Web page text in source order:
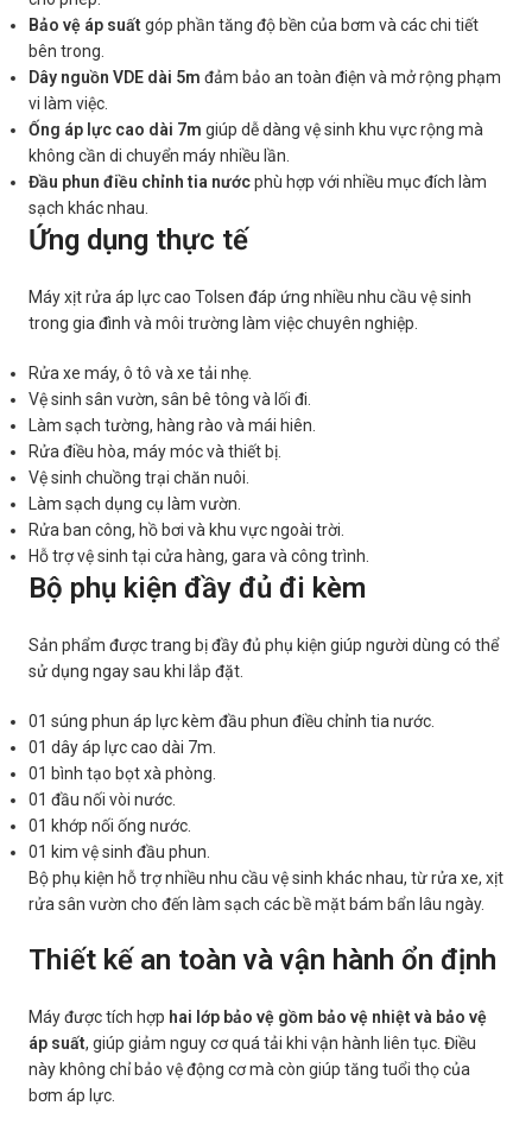
Bảo vệ áp suất góp phần tăng độ bền của bơm và các chi tiết
bên trong.
Dây nguồn VDE dài 5m đảm bảo an toàn điện và mở rộng phạm
vi làm việc.
Ống áp lực cao dài 7m giúp dễ dàng vệ sinh khu vực rộng mà
không cần di chuyển máy nhiều lần.
Đầu phun điều chỉnh tia nướcphù hợp với nhiều mục đích làm
sạch khác nhau.
Ứng dụng thực tế
Máy xịt rửa áp lực cao Tolsen đáp ứng nhiều nhu cầu vệ sinh
trong gia đình và môi trường làm việc chuyên nghiệp.
Rửa xe máy, ô tô và xe tải nhẹ.
Vệ sinh sân vườn, sân bê tông và lối đi.
Làm sạch tường, hàng rào và mái hiên.
Rửa điều hòa, máy móc và thiết bị.
Vệ sinh chuồng trại chăn nuôi.
Làm sạch dụng cụ làm vườn.
Rửa ban công, hồ bơi và khu vực ngoài trời.
Hỗ trợ vệ sinh tại cửa hàng, gara và công trình.
Bộ phụ kiện đầy đủ đi kèm
Sản phẩm được trang bị đầy đủ phụ kiện giúp người dùng có thể
sử dụng ngay sau khi lắp đặt.
01 súng phun áp lực kèm đầu phun điều chỉnh tia nước.
01 dây áp lực cao dài 7m.
01 bình tạo bọt xà phòng.
01 đầu nối vòi nước.
01 khớp nối ống nước.
01 kim vệ sinh đầu phun.
Bộ phụ kiện hỗ trợ nhiều nhu cầu vệ sinh khác nhau, từ rửa xe, xịt
rửa sân vườn cho đến làm sạch các bề mặt bám bẩn lâu ngày.
Thiết kế an toàn và vận hành ổn định
Máy được tích hợp hai lớp bảo vệ gồm bảo vệ nhiệt và bảo vệ
áp suất, giúp giảm nguy cơ quá tải khi vận hành liên tục. Điều
này không chỉ bảo vệ động cơ mà còn giúp tăng tuổi thọ của
bơm áp lực.